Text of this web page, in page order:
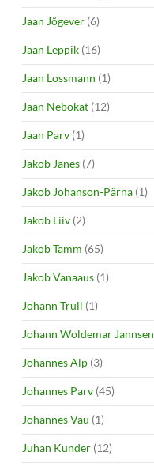
Jaan Jõgever (6)
Jaan Leppik (16)
Jaan Lossmann (1)
Jaan Nebokat (12)
Jaan Parv (1)
Jakob Jänes (7)
Jakob Johanson-Pärna (1)
Jakob Liiv (2)
Jakob Tamm (65)
Jakob Vanaaus (1)
Johann Trull (1)
Johann Woldemar Jannsen
Johannes Alp (3)
Johannes Parv (45)
Johannes Vau (1)
Juhan Kunder (12)